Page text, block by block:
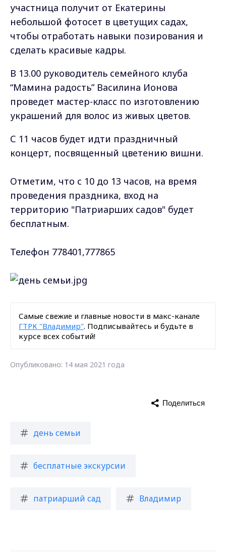
участница получит от Екатерины
небольшой фотосет в цветущих садах,
чтобы отработать навыки позирования и
сделать красивые кадры.
В 13.00 руководитель семейного клуба
“Мамина радость” Василина Ионова
проведет мастер-класс по изготовлению
украшений для волос из живых цветов.
С 11 часов будет идти праздничный
концерт, посвященный цветению вишни.
Отметим, что с 10 до 13 часов, на время
проведения праздника, вход на
территорию "Патриарших садов" будет
бесплатным.
Телефон 778401,777865
Самые свежие и главные новости в макс-канале
ГТРК "Владимир". Подписывайтесь и будьте в
курсе всех событий!
Опубликовано: 14 мая 2021 года
день семьи
бесплатные экскурсии
патриарший сад Владимир
Поделиться